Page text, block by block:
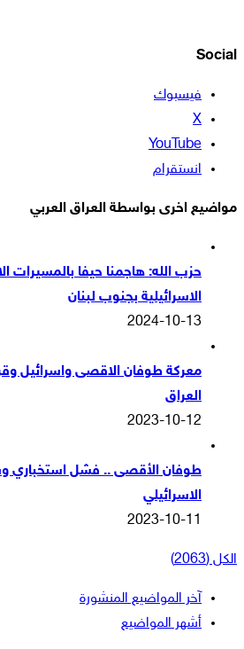
Social
فيسبوك
‫X
‫YouTube
انستقرام
مواضيع اخرى بواسطة العراق العربي
حزب الله: هاجمنا حيفا بالمسيرات
الاسرائيلية بجنوب لبنان
2024-10-13
معركة طوفان الاقصى واسرائيل
العراق
2023-10-12
طوفان الأقصى .. فشل استخباري
الاسرائيلي
2023-10-11
الكل (2063)
آخر المواضيع المنشورة
أشهر المواضيع